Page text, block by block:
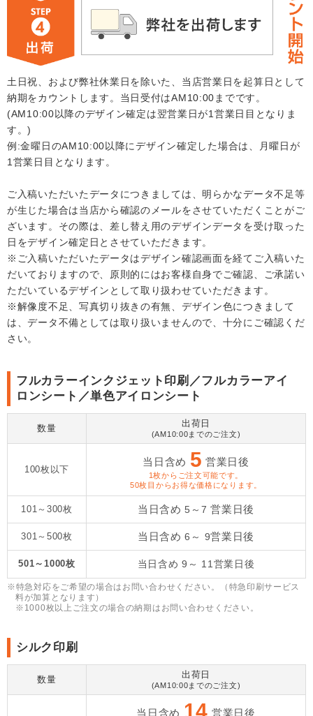
土日祝、および弊社休業日を除いた、当店営業日を起算日として
納期をカウントします。当日受付はAM10:00までです。
(AM10:00以降のデザイン確定は翌営業日が1営業日目となりま
す。)
例:金曜日のAM10:00以降にデザイン確定した場合は、月曜日が
1営業日目となります。
ご入稿いただいたデータにつきましては、明らかなデータ不足等
が生じた場合は当店から確認のメールをさせていただくことがご
ざいます。その際は、差し替え用のデザインデータを受け取った
日をデザイン確定日とさせていただきます。
※ご入稿いただいたデータはデザイン確認画面を経てご入稿いた
だいておりますので、原則的にはお客様自身でご確認、ご承諾い
ただいているデザインとして取り扱わせていただきます。
※解像度不足、写真切り抜きの有無、デザイン色につきまして
は、データ不備としては取り扱いませんので、十分にご確認くだ
さい。
フルカラーインクジェット印刷／フルカラーアイ
ロンシート／単色アイロンシート
数量 出荷日
(AM10:00までのご注文)
100枚以下
当日含め 5 営業日後
1枚からご注文可能です。
50枚目からお得な価格になります。
101～300枚 当日含め 5～7営業日後
301～500枚 当日含め 6～ 9営業日後
501～1000枚 当日含め 9～ 11営業日後
※特急対応をご希望の場合はお問い合わせください。（特急印刷サービス
料が加算となります）
※1000枚以上ご注文の場合の納期はお問い合わせください。
シルク印刷
数量 出荷日
(AM10:00までのご注文)
当日含め 14 営業日後